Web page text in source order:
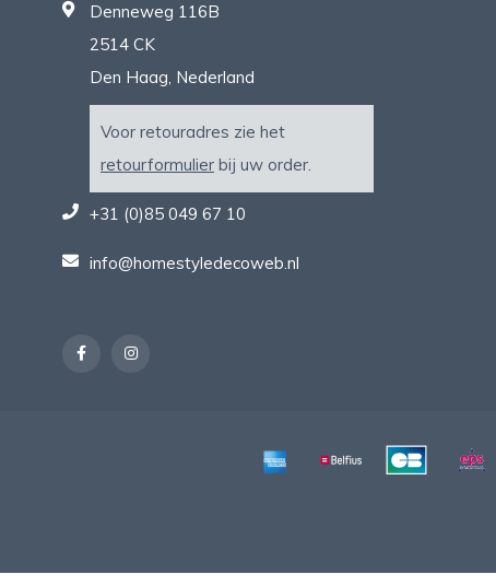
Denneweg 116B
2514 CK
Den Haag, Nederland
Voor retouradres zie het
retourformulier bij uw order.
+31 (0)85 049 67 10
info@homestyledecoweb.nl